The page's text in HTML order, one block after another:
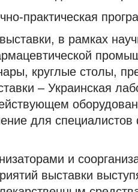
практическая
в рамках
круглые столы,
– Украинская
для
и
выставки